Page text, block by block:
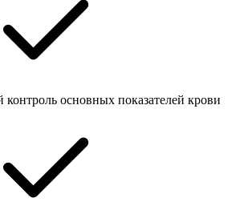
основных показателей крови